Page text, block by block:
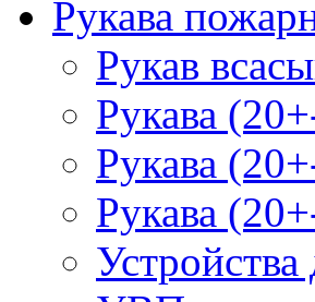
Рукава
Рукав
Рукава
Рукава
Рукава